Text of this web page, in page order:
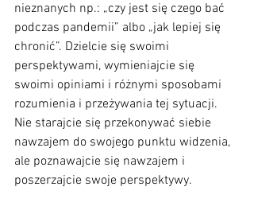
nieznanych np.: „czy jest się czego bać
podczas pandemii” albo „jak lepiej się
chronić”. Dzielcie się swoimi
perspektywami, wymieniajcie się
swoimi opiniami i różnymi sposobami
rozumienia i przeżywania tej sytuacji.
Nie starajcie się przekonywać siebie
nawzajem do swojego punktu widzenia,
ale poznawajcie się nawzajem i
poszerzajcie swoje perspektywy.